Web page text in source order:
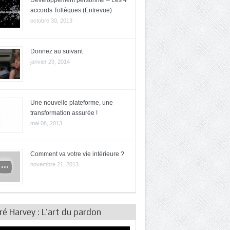
accords Toltèques (Entrevue)
octobre 30, 2013
Donnez au suivant
janvier 29, 2014
Une nouvelle plateforme, une
transformation assurée !
mai 08, 2013
Comment va votre vie intérieure ?
novembre 21, 2013
Harvey : L’art du pardon